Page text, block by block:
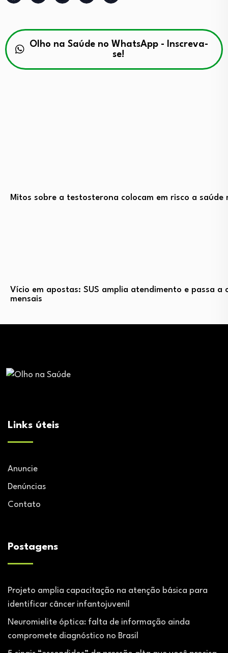
Olho na Saúde no WhatsApp - Inscreva-
se!
Mitos sobre a testosterona colocam em risco a saúde
Vício em apostas: SUS amplia atendimento e passa a
mensais
Links úteis
Anuncie
Denúncias
Contato
Postagens
Projeto amplia capacitação na atenção básica para
identificar câncer infantojuvenil
Neuromielite óptica: falta de informação ainda
compromete diagnóstico no Brasil